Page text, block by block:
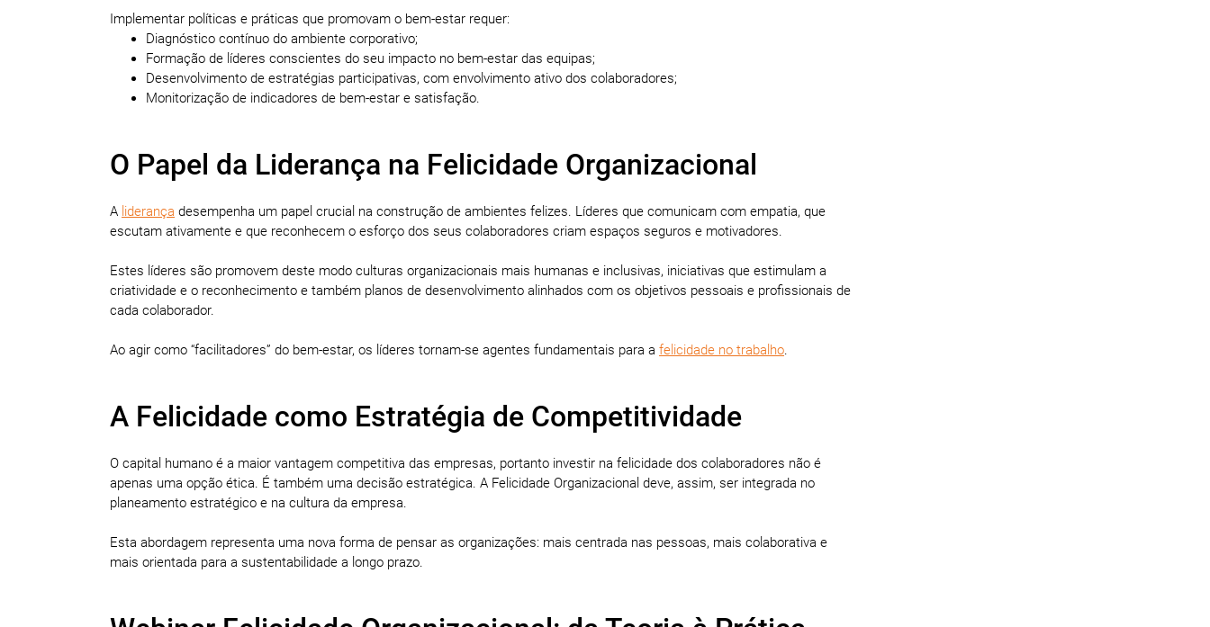
Implementar políticas e práticas que promovam o bem-estar requer:
Diagnóstico contínuo do ambiente corporativo;
Formação de líderes conscientes do seu impacto no bem-estar das equipas;
Desenvolvimento de estratégias participativas, com envolvimento ativo dos colaboradores;
Monitorização de indicadores de bem-estar e satisfação.
O Papel da Liderança na Felicidade Organizacional
A liderança desempenha um papel crucial na construção de ambientes felizes. Líderes que comunicam com empatia, que
escutam ativamente e que reconhecem o esforço dos seus colaboradores criam espaços seguros e motivadores.
Estes líderes são promovem deste modo culturas organizacionais mais humanas e inclusivas, iniciativas que estimulam a
criatividade e o reconhecimento e também planos de desenvolvimento alinhados com os objetivos pessoais e profissionais de
cada colaborador.
Ao agir como “facilitadores” do bem-estar, os líderes tornam-se agentes fundamentais para a felicidade no trabalho.
A Felicidade como Estratégia de Competitividade
O capital humano é a maior vantagem competitiva das empresas, portanto investir na felicidade dos colaboradores não é
apenas uma opção ética. É também uma decisão estratégica. A Felicidade Organizacional deve, assim, ser integrada no
planeamento estratégico e na cultura da empresa.
Esta abordagem representa uma nova forma de pensar as organizações: mais centrada nas pessoas, mais colaborativa e
mais orientada para a sustentabilidade a longo prazo.